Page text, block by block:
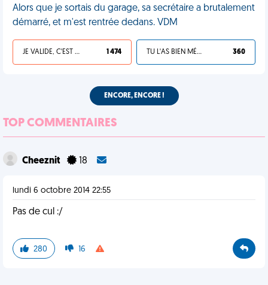
Alors que je sortais du garage, sa secrétaire a brutalement
démarré, et m'est rentrée dedans. VDM
JE VALIDE, C'EST UNE VDM 1 474 TU L'AS BIEN MÉRITÉ 360
ENCORE, ENCORE !
TOP COMMENTAIRES
Cheeznit 18
lundi 6 octobre 2014 22:55
Pas de cul :/
280 16